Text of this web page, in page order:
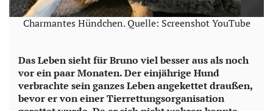
Charmantes Hündchen. Quelle: Screenshot YouTube
Das Leben sieht für Bruno viel besser aus als noch
vor ein paar Monaten. Der einjährige Hund
verbrachte sein ganzes Leben angekettet draußen,
bevor er von einer Tierrettungsorganisation